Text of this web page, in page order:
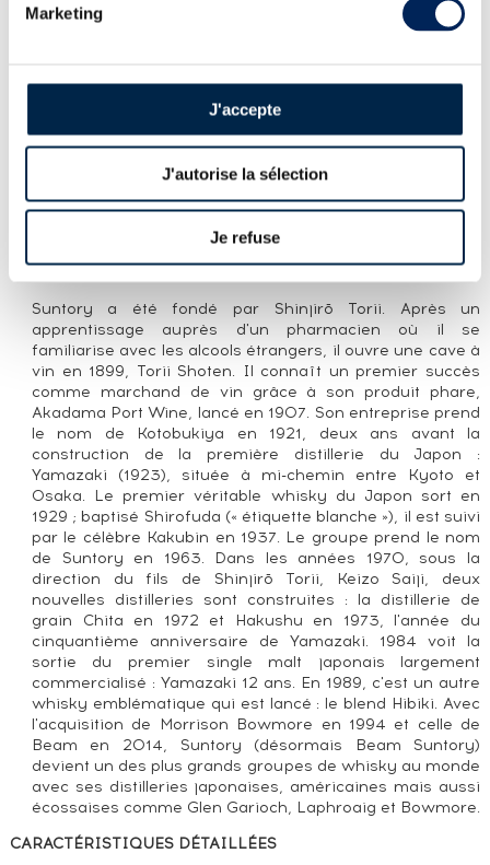
Marketing
J'accepte
J'autorise la sélection
Je refuse
Présenté dans sa mythique bouteille à vingt-quatre
facettes - pour les vingt-quatre saisons du calendrier
japonais - le Blossom Harmony est un assemblage d'au
moins une dizaine de whiskies produits dans les trois
distilleries du groupe : Yamazaki et Hakushu pour les
whiskies de malt et Chita pour le whisky de grain. Pour la
première fois, cette version d'Hibiki a été vieilli dans des
fûts de Sakura, le cerisier japonais.
Suntory a été fondé par Shinjirō Torii. Après un
apprentissage auprès d'un pharmacien où il se
familiarise avec les alcools étrangers, il ouvre une cave à
vin en 1899, Torii Shoten. Il connaît un premier succès
comme marchand de vin grâce à son produit phare,
Akadama Port Wine, lancé en 1907. Son entreprise prend
le nom de Kotobukiya en 1921, deux ans avant la
construction de la première distillerie du Japon :
Yamazaki (1923), située à mi-chemin entre Kyoto et
Osaka. Le premier véritable whisky du Japon sort en
1929 ; baptisé Shirofuda (« étiquette blanche »), il est suivi
par le célèbre Kakubin en 1937. Le groupe prend le nom
de Suntory en 1963. Dans les années 1970, sous la
direction du fils de Shinjirō Torii, Keizo Saiji, deux
nouvelles distilleries sont construites : la distillerie de
grain Chita en 1972 et Hakushu en 1973, l'année du
cinquantième anniversaire de Yamazaki. 1984 voit la
sortie du premier single malt japonais largement
commercialisé : Yamazaki 12 ans. En 1989, c'est un autre
whisky emblématique qui est lancé : le blend Hibiki. Avec
l'acquisition de Morrison Bowmore en 1994 et celle de
Beam en 2014, Suntory (désormais Beam Suntory)
devient un des plus grands groupes de whisky au monde
avec ses distilleries japonaises, américaines mais aussi
écossaises comme Glen Garioch, Laphroaig et Bowmore.
CARACTÉRISTIQUES DÉTAILLÉES